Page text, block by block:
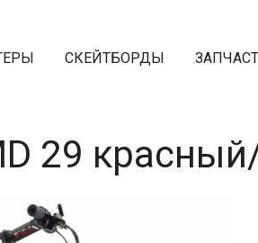
СКЕЙТБОРДЫ
29